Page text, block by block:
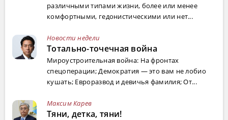
различными типами жизни, более или менее
комфортными, гедонистическими или нет...
Новости недели
Тотально-точечная война
Мироустроительная война: На фронтах
спецоперации; Демократия — это вам не лобио
кушать; Евроразвод и девичья фамилия; От...
Максим Карев
Тяни, детка, тяни!